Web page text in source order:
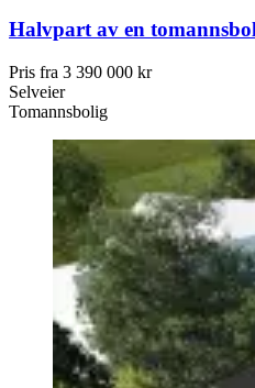
Halvpart av en
Pris fra 3 390 000 kr
Selveier
Tomannsbolig